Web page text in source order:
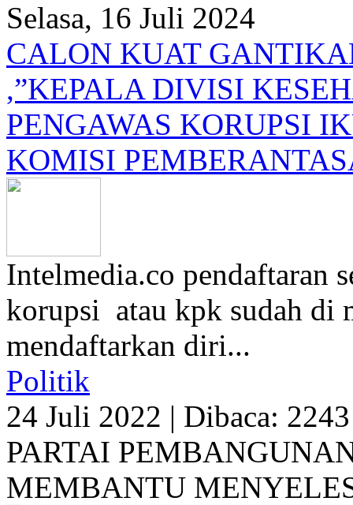
Selasa, 16 Juli 2024
CALON KUAT
,”KEPALA DIVISI
PENGAWAS KORUPSI
KOMISI
Intelmedia.co pendaftaran
korupsi atau kpk sudah di
mendaftarkan diri...
Politik
24 Juli 2022 | Dibaca:
PARTAI
MEMBANTU